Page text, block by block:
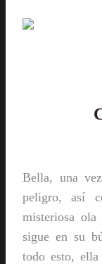
Bella, una
peligro, así
misteriosa
sigue en su
todo esto,